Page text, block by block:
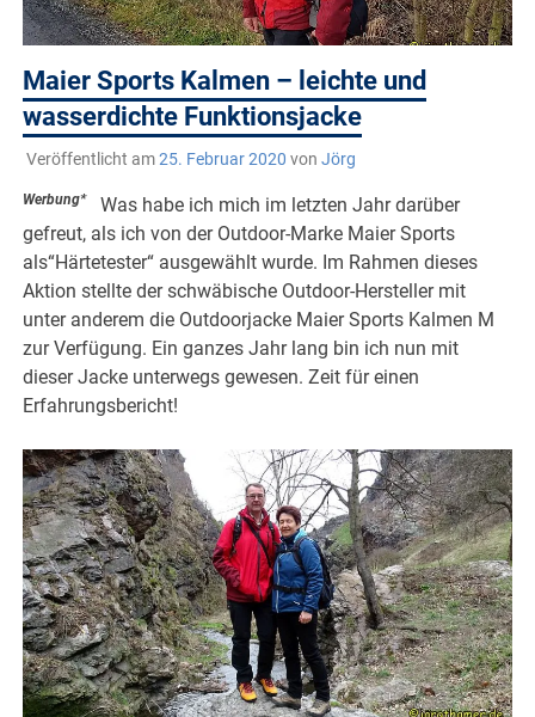
Maier Sports Kalmen – leichte und
wasserdichte Funktionsjacke
Veröffentlicht am25. Februar 2020 von Jörg
Werbung*
Was habe ich mich im letzten Jahr darüber
gefreut, als ich von der Outdoor-Marke Maier Sports
als“Härtetester“ ausgewählt wurde. Im Rahmen dieses
Aktion stellte der schwäbische Outdoor-Hersteller mit
unter anderem die Outdoorjacke Maier Sports Kalmen M
zur Verfügung. Ein ganzes Jahr lang bin ich nun mit
dieser Jacke unterwegs gewesen. Zeit für einen
Erfahrungsbericht!